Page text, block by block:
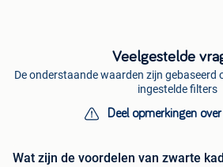
Veelgestelde
De onderstaande waarden zijn gebaseerd
ingestelde filters
Deel opmerkingen
Wat zijn de voordelen van zwarte